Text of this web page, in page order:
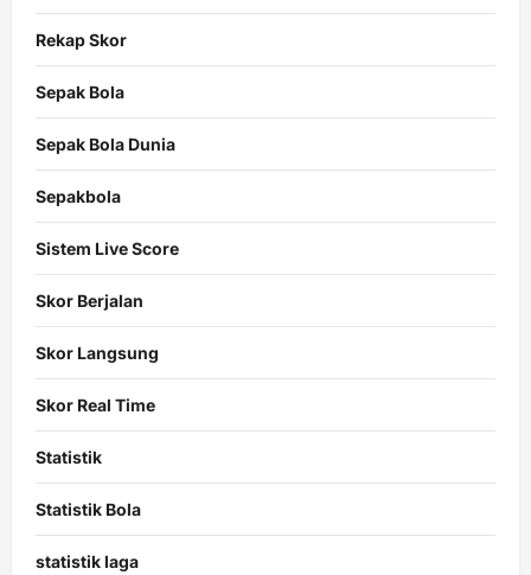
Rekap Skor
Sepak Bola
Sepak Bola Dunia
Sepakbola
Sistem Live Score
Skor Berjalan
Skor Langsung
Skor Real Time
Statistik
Statistik Bola
statistik laga